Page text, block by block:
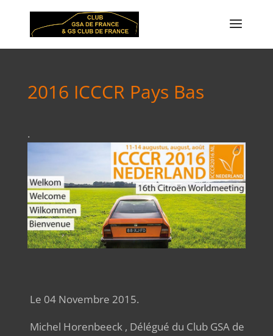
2016 ICCCR Pays Bas
.
Le 04 Novembre 2015.
Michel Horenbeeck , Délégué du Club GSA de